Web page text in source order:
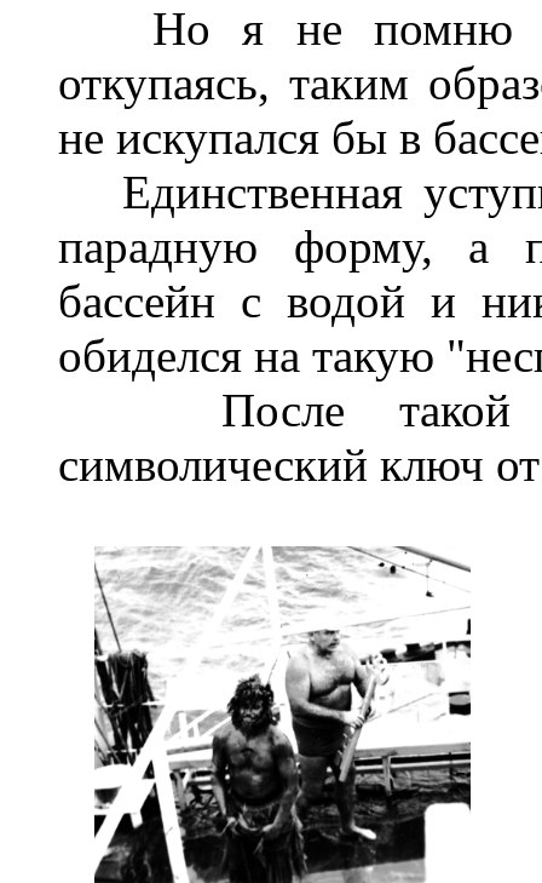
Но я не помню
откупаясь, таким
не искупался бы в
Единственная
парадную форму, а
бассейн с водой и
обиделся на такую
После
символический ключ от